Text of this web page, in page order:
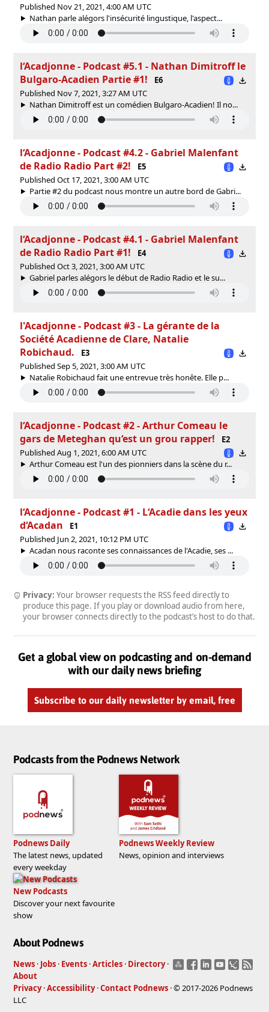
Published Nov 21, 2021, 4:00 AM UTC
Nathan parle alégors l'insécurité lingustique, l'aspect...
l‘Acadjonne - Podcast #5.1 - Nathan Dimitroff le
Bulgaro-Acadien Partie #1!
E6
Published Nov 7, 2021, 3:27 AM UTC
Nathan Dimitroff est un comédien Bulgaro-Acadien! Il no...
l‘Acadjonne - Podcast #4.2 - Gabriel Malenfant
de Radio Radio Part #2!
E5
Published Oct 17, 2021, 3:00 AM UTC
Partie #2 du podcast nous montre un autre bord de Gabri...
l‘Acadjonne - Podcast #4.1 - Gabriel Malenfant
de Radio Radio Part #1!
E4
Published Oct 3, 2021, 3:00 AM UTC
Gabriel parles alégors le début de Radio Radio et le su...
l'Acadjonne - Podcast #3 - La gérante de la
Société Acadienne de Clare, Natalie
Robichaud.
E3
Published Sep 5, 2021, 3:00 AM UTC
Natalie Robichaud fait une entrevue très honête. Elle p...
l‘Acadjonne - Podcast #2 - Arthur Comeau le
gars de Meteghan qu‘est un grou rapper!
E2
Published Aug 1, 2021, 6:00 AM UTC
Arthur Comeau est l'un des pionniers dans la scène du r...
l‘Acadjonne - Podcast #1 - L‘Acadie dans les yeux
d‘Acadan
E1
Published Jun 2, 2021, 10:12 PM UTC
Acadan nous raconte ses connaissances de l'Acadie, ses ...
Privacy: Your browser requests the RSS feed directly to
produce this page. If you play or download audio from here,
your browser connects directly to the podcast’s host to do that.
Get a global view on podcasting and on-demand
with our daily news briefing
Subscribe to our daily newsletter by email, free
Podcasts from the Podnews Network
Podnews Daily
The latest news, updated
every weekday
Podnews Weekly Review
News, opinion and interviews
New Podcasts
Discover your next favourite
show
About Podnews
News · Jobs · Events ·Articles · Directory ·
About
Privacy·Accessibility·Contact Podnews · © 2017-2026 Podnews
LLC